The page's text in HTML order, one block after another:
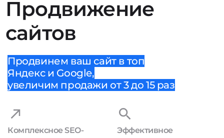
Продвижение
сайтов
Продвинем ваш сайт в топ
Яндекс и Google,
увеличим продажи от 3 до 15 раз
Комплексное SEO-
Эффективное